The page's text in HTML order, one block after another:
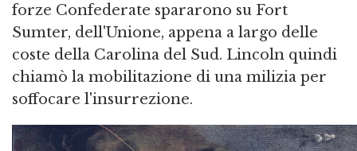
forze Confederate spararono su Fort
Sumter, dell'Unione, appena a largo delle
coste della Carolina del Sud. Lincoln quindi
chiamò la mobilitazione di una milizia per
soffocare l'insurrezione.